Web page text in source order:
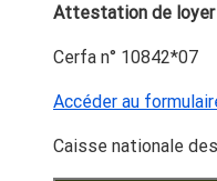
Attestation de loyer
Cerfa n° 10842*07
Accéder au
Caisse nationale